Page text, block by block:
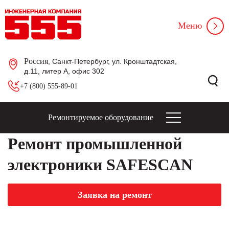
Россия , Санкт-Петербург, ул. Кронштадтская,
д.11, литер А, офис 302
+7 (800) 555-89-01
Меню
Ремонтируемое оборудование
Ремонт промышленной
электроники SAFESCAN
Заявка на ремонт